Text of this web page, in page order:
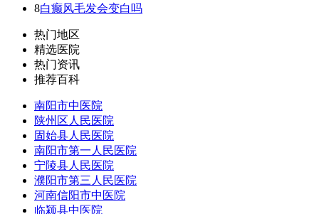
8白癫风毛发会变白吗
热门地区
精选医院
热门资讯
推荐百科
南阳市中医院
陕州区人民医院
固始县人民医院
南阳市第一人民医院
宁陵县人民医院
濮阳市第三人民医院
河南信阳市中医院
临颍县中医院